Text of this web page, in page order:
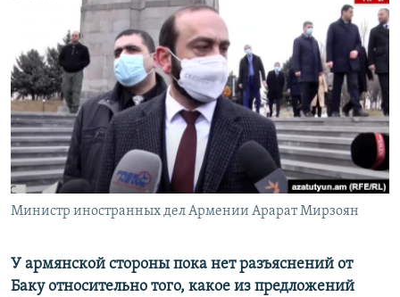
Հայերեն
English
Русский
Все сайты Радио Азатутюн
Министр иностранных дел Армении Арарат Мирзоян
У армянской стороны пока нет разъяснений от
Баку относительно того, какое из предложений